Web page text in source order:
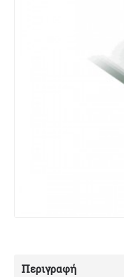
Περιγραφή